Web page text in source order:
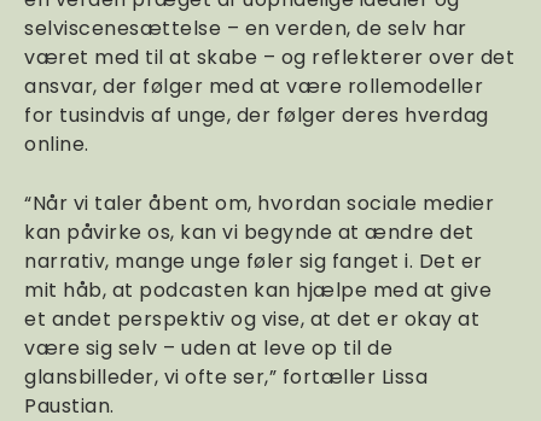
selviscenesættelse – en verden, de selv har
været med til at skabe – og reflekterer over det
ansvar, der følger med at være rollemodeller
for tusindvis af unge, der følger deres hverdag
online.
“Når vi taler åbent om, hvordan sociale medier
kan påvirke os, kan vi begynde at ændre det
narrativ, mange unge føler sig fanget i. Det er
mit håb, at podcasten kan hjælpe med at give
et andet perspektiv og vise, at det er okay at
være sig selv – uden at leve op til de
glansbilleder, vi ofte ser,” fortæller Lissa
Paustian.